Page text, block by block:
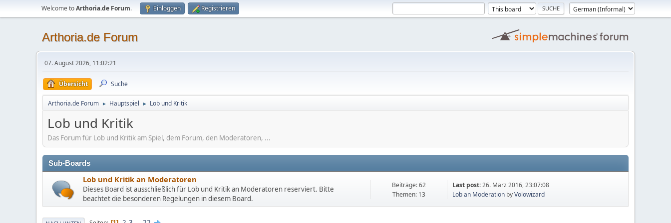
Welcome toArthoria.de Forum. Einloggen Registrieren
Arthoria.de Forum
07. August 2026, 11:02:21
Übersicht Suche
Arthoria.de Forum ► Hauptspiel ► Lob und Kritik
Lob und Kritik
Das Forum für Lob und Kritik am Spiel, dem Forum, den Moderatoren, ...
Sub-Boards
Lob und Kritik an Moderatoren
Dieses Board ist ausschließlich für Lob und Kritik an Moderatoren reserviert. Bitte
beachtet die besonderen Regelungen in diesem Board.
Beiträge: 62
Themen: 13
Last post:26. März 2016, 23:07:08
Lob an Moderation byVolowizard